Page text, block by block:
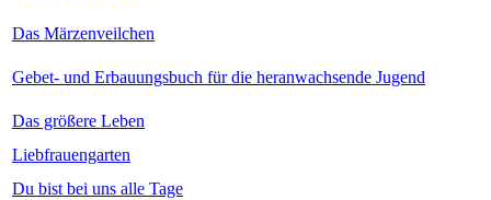
Das Märzenveilchen
Gebet- und Erbauungsbuch für die heranwachsende Jugend
Das größere Leben
Liebfrauengarten
Du bist bei uns alle Tage